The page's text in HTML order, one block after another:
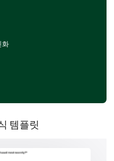
Decisions
based on our social
you to make a
화
템플릿